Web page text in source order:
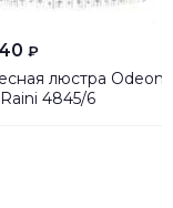
₽
люстра Odeon
4845/6